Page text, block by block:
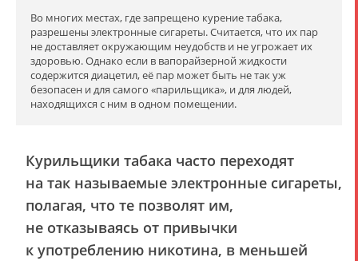
Во многих местах, где запрещено курение табака,
разрешены электронные сигареты. Считается, что их пар
не доставляет окружающим неудобств и не угрожает их
здоровью. Однако если в вапорайзерной жидкости
содержится диацетил, её пар может быть не так уж
безопасен и для самого «парильщика», и для людей,
находящихся с ним в одном помещении.
Курильщики табака часто переходят
на так называемые электронные сигареты,
полагая, что те позволят им,
не отказываясь от привычки
к употреблению никотина, в меньшей